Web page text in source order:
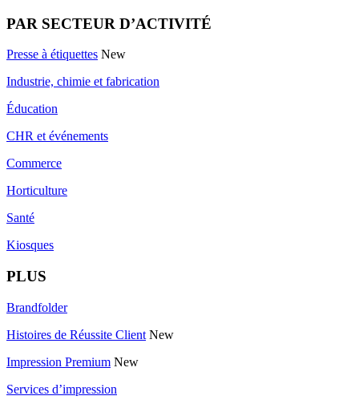
PAR SECTEUR D’ACTIVITÉ
Presse à étiquettes New
Industrie, chimie et fabrication
Éducation
CHR et événements
Commerce
Horticulture
Santé
Kiosques
PLUS
Brandfolder
Histoires de Réussite Client New
Impression Premium New
Services d’impression